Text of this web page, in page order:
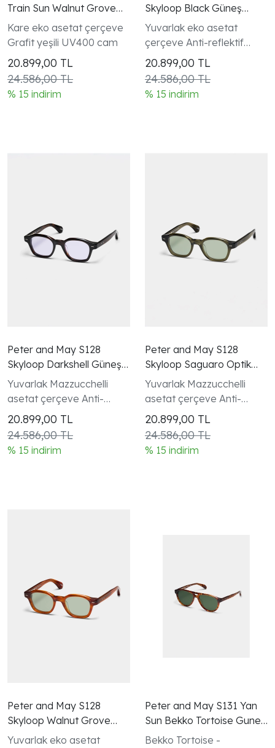
Train Sun Walnut Grove
Graphite Green Güneş
Gözlüğü
Kare eko asetat çerçeve
Grafit yeşili UV400 cam
20.899,00 TL
24.586,00 TL
% 15 indirim
Skyloop Black Güneş
Gözlüğü
Yuvarlak eko asetat
çerçeve Anti-reflektif
mavi cam
20.899,00 TL
24.586,00 TL
% 15 indirim
Peter and May S128
Skyloop Darkshell Güneş
Gözlüğü
Yuvarlak Mazzucchelli
asetat çerçeve Anti-
reflektif cam
20.899,00 TL
24.586,00 TL
% 15 indirim
Peter and May S128
Skyloop Saguaro Optik
Gözlük
Yuvarlak Mazzucchelli
asetat çerçeve Anti-
reflektif şeffaf cam
20.899,00 TL
24.586,00 TL
% 15 indirim
Peter and May S128
Skyloop Walnut Grove
Güneş Gözlüğü
Yuvarlak eko asetat
Peter and May S131 Yan
Sun Bekko Tortoise Gunes
Gozlugu
Bekko Tortoise -